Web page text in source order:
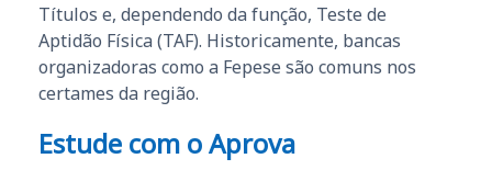
Títulos e, dependendo da função, Teste de
Aptidão Física (TAF). Historicamente, bancas
organizadoras como a Fepese são comuns nos
certames da região.
Estude com o Aprova